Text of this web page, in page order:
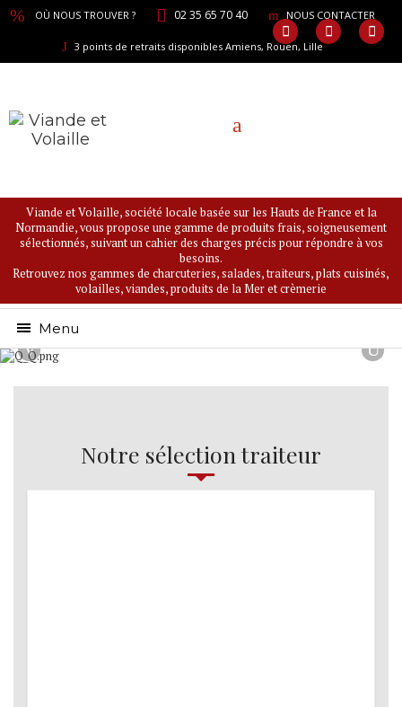
OÙ NOUS TROUVER ? 02 35 65 70 40 NOUS CONTACTER
3 points de retraits disponibles Amiens, Rouen, Lille
Viande et Volaille, société locale basée sur les Hauts de France et la
Normandie, vous propose une gamme de produits frais, soigneusement
sélectionnés, suivant un cahier des charges précis pour répondre à vos
besoins.
Retrouvez nos gammes de charcuteries, salades, traiteurs, plats cuisinés,
volailles, viandes, produits de la Mer et crèmerie
Menu
Notre sélection traiteur